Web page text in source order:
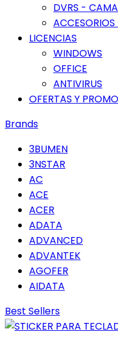
DVRS -
LICENCIAS
WINDOWS
OFFICE
ANTIVIRUS
OFERTAS Y
Brands
3BUMEN
3NSTAR
AC
ACE
ACER
ADATA
ADVANCED
ADVANTEK
AGOFER
AIDATA
Best Sellers